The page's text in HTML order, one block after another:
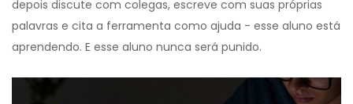
depois discute com colegas, escreve com suas próprias
palavras e cita a ferramenta como ajuda - esse aluno está
aprendendo. E esse aluno nunca será punido.